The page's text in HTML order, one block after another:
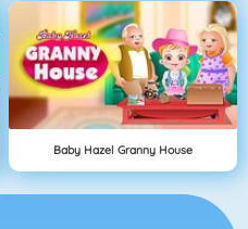
Baby Hazel Granny House